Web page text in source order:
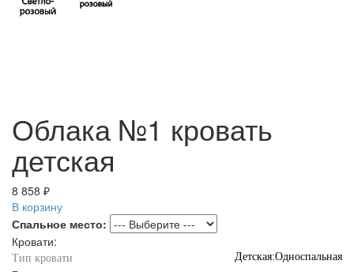
Облака №1 кровать
детская
8 858 ₽
В корзину
Спальное место:
Кровати:
Тип кровати Детская:Односпальная